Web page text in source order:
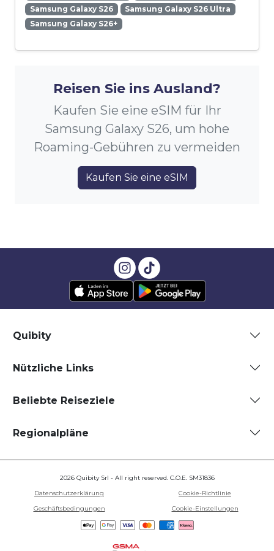
Samsung Galaxy S26
Samsung Galaxy S26 Ultra
Samsung Galaxy S26+
Reisen Sie ins Ausland?
Kaufen Sie eine eSIM für Ihr
Samsung Galaxy S26, um hohe
Roaming-Gebühren zu vermeiden
Kaufen Sie eine eSIM
Quibity
Nützliche Links
Beliebte Reiseziele
Regionalpläne
2026 Quibity Srl - All right reserved. C.O.E. SM31836
Datenschutzerklärung
Cookie-Richtlinie
Geschäftsbedingungen
Cookie-Einstellungen